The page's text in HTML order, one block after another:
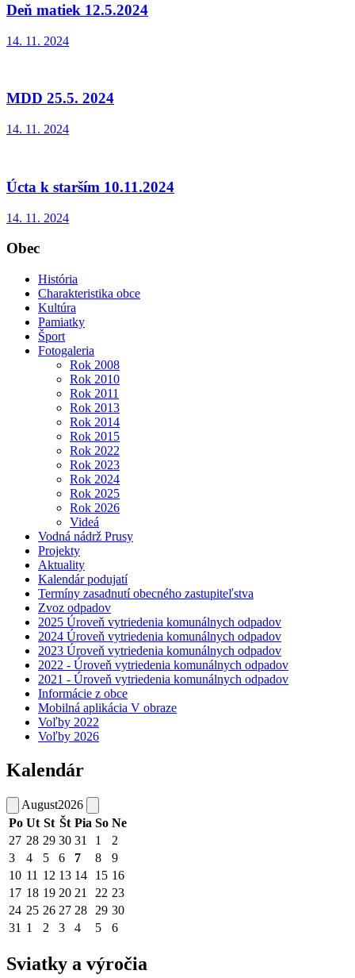
Deň matiek 12.5.2024
14. 11. 2024
MDD 25.5. 2024
14. 11. 2024
Úcta k starším 10.11.2024
14. 11. 2024
Obec
História
Charakteristika obce
Kultúra
Pamiatky
Šport
Fotogaleria
Rok 2008
Rok 2010
Rok 2011
Rok 2013
Rok 2014
Rok 2015
Rok 2022
Rok 2023
Rok 2024
Rok 2025
Rok 2026
Videá
Vodná nádrž Prusy
Projekty
Aktuality
Kalendár podujatí
Termíny zasadnutí obecného zastupiteľstva
Zvoz odpadov
2025 Úroveň vytriedenia komunálnych odpadov
2024 Úroveň vytriedenia komunálnych odpadov
2023 Úroveň vytriedenia komunálnych odpadov
2022 - Úroveň vytriedenia komunálnych odpadov
2021 - Úroveň vytriedenia komunálnych odpadov
Informácie z obce
Mobilná aplikácia V obraze
Voľby 2022
Voľby 2026
Kalendár
August2026
Po Ut St Št Pia So Ne
27 28 29 30 31 1
2
3
4 5 6 7 8
9
10 11 12 13 14 15 16
17 18 19 20 21 22 23
24 25 26 27 28 29 30
31 1 2 3 4 5 6
Sviatky a výročia